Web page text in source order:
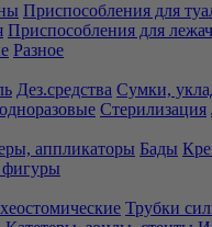
Приспособления для
Приспособления для
Разное
Дез.средства Сумки,
Стерилизация
аппликаторы Бады
фигуры
Трубки